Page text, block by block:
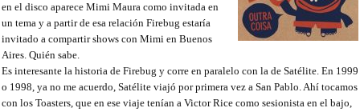
en el disco aparece Mimi Maura como invitada en
un tema y a partir de esa relación Firebug estaría
invitado a compartir shows con Mimi en Buenos
Aires. Quién sabe.
Es interesante la historia de Firebug y corre en paralelo con la de Satélite. En 1999
o 1998, ya no me acuerdo, Satélite viajó por primera vez a San Pablo. Ahí tocamos
con los Toasters, que en ese viaje tenían a Victor Rice como sesionista en el bajo,